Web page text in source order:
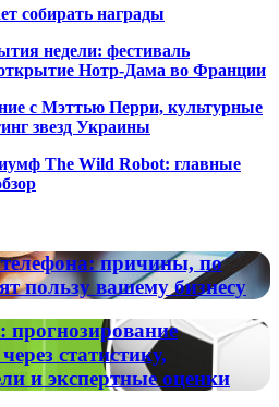
собирать награды
недели: фестиваль
Нотр-Дама во Франции
с Мэттью Перри, культурные
звезд Украины
The Wild Robot: главные
причины, по
пользу вашему бизнесу
прогнозирование
статистику,
и экспертные оценки